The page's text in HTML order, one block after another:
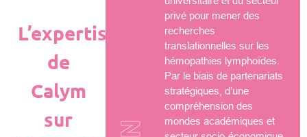
L’expertise
de
Calym
sur
privé pour mener des
recherches
translationnelles sur les
hémopathies lymphoïdes.
Par le biais de partenariats
stratégiques, d’une
compréhension des
mondes académiques et